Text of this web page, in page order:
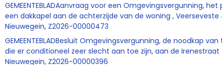
GEMEENTEBLADAanvraag voor een Omgevingsvergunning,
een dakkapel aan de achterzijde van de woning ,
Nieuwegein, Z2026-00000473
GEMEENTEBLADBesluit Omgevingsvergunning, de noodkap
die er conditioneel zeer slecht aan toe zijn, aan de Irenestraat
Nieuwegein, Z2026-00000396